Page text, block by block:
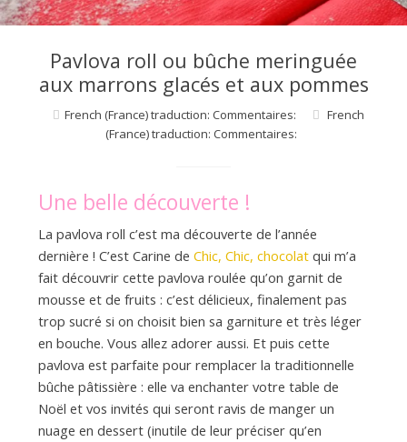
d
Pavlova roll ou bûche meringuée
aux marrons glacés et aux pommes
French (France) traduction: Commentaires:
French
(France) traduction: Commentaires:
Une belle découverte !
La pavlova roll c’est ma découverte de l’année
dernière ! C’est Carine de Chic, Chic, chocolatqui m’a
fait découvrir cette pavlova roulée qu’on garnit de
mousse et de fruits : c’est délicieux, finalement pas
trop sucré si on choisit bien sa garniture et très léger
en bouche. Vous allez adorer aussi. Et puis cette
pavlova est parfaite pour remplacer la traditionnelle
bûche pâtissière : elle va enchanter votre table de
Noël et vos invités qui seront ravis de manger un
nuage en dessert (inutile de leur préciser qu’en